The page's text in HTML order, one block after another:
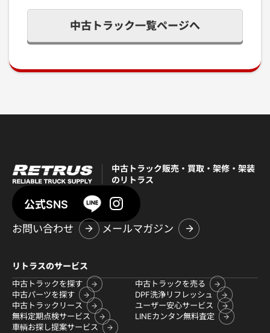
中古トラック一覧ページへ
中古トラック販売・買取・架修・架装
のリトラス
公式SNS
お問い合わせ
メールマガジン
リトラスのサービス
中古トラックを探す
中古トラックを売る
中古パーツを探す
DPF洗浄リフレッシュ
中古トラックリース
ユーザー安心サービス
無料定期点検サービス
LINEカンタン無料査定
車輌お探し提案サービス